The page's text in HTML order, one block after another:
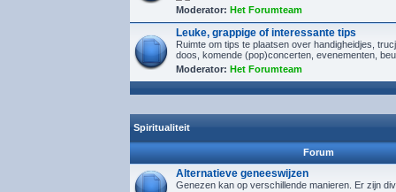
Moderator: Het Forumteam
Leuke, grappige of interessante tips
Ruimte om tips te plaatsen over handigheidjes,
doos, komende (pop)concerten, evenementen,
Moderator: Het Forumteam
Spiritualiteit
Forum
Alternatieve geneeswijzen
Genezen kan op verschillende manieren. Er zijn